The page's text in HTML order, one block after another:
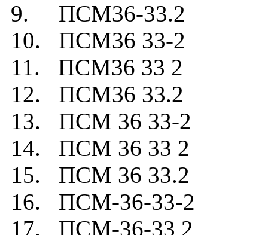
9. ПСМ36-33.2
10. ПСМ36 33-2
11. ПСМ36 33 2
12. ПСМ36 33.2
13. ПСМ 36 33-2
14. ПСМ 36 33 2
15. ПСМ 36 33.2
16. ПСМ-36-33-2
17. ПСМ-36-33 2